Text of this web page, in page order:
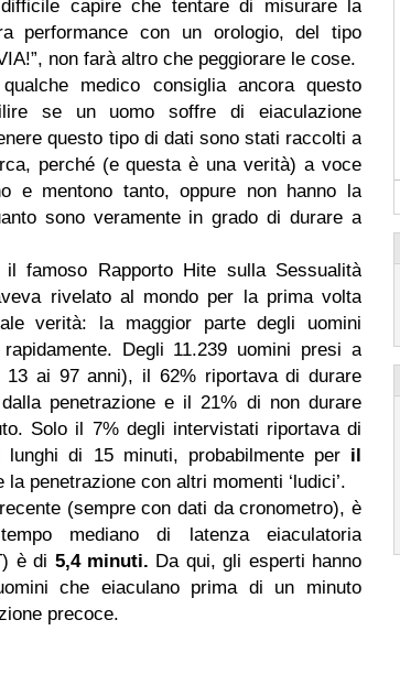
capire che tentare di misurare la
performance con un orologio, del tipo
non farà altro che peggiorare le cose.
medico consiglia ancora questo
se un uomo soffre di eiaculazione
questo tipo di dati sono stati raccolti a
perché (e questa è una verità) a voce
e mentono tanto, oppure non hanno la
sono veramente in grado di durare a
il famoso Rapporto Hite sulla Sessualità
rivelato al mondo per la prima volta
verità: la maggior parte degli uomini
Degli 11.239 uomini presi a
13 ai 97 anni), il 62% riportava di durare
penetrazione e il 21% di non durare
Solo il 7% degli intervistati riportava di
lunghi di 15 minuti, probabilmente per il
la penetrazione con altri momenti ‘ludici’.
(sempre con dati da cronometro), è
mediano di latenza eiaculatoria
è di 5,4 minuti. Da qui, gli esperti hanno
che eiaculano prima di un minuto
precoce.